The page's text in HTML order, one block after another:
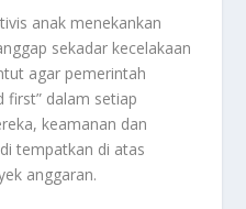
anak menekankan
sekadar kecelakaan
agar pemerintah
first” dalam setiap
keamanan dan
tempatkan di atas
anggaran.